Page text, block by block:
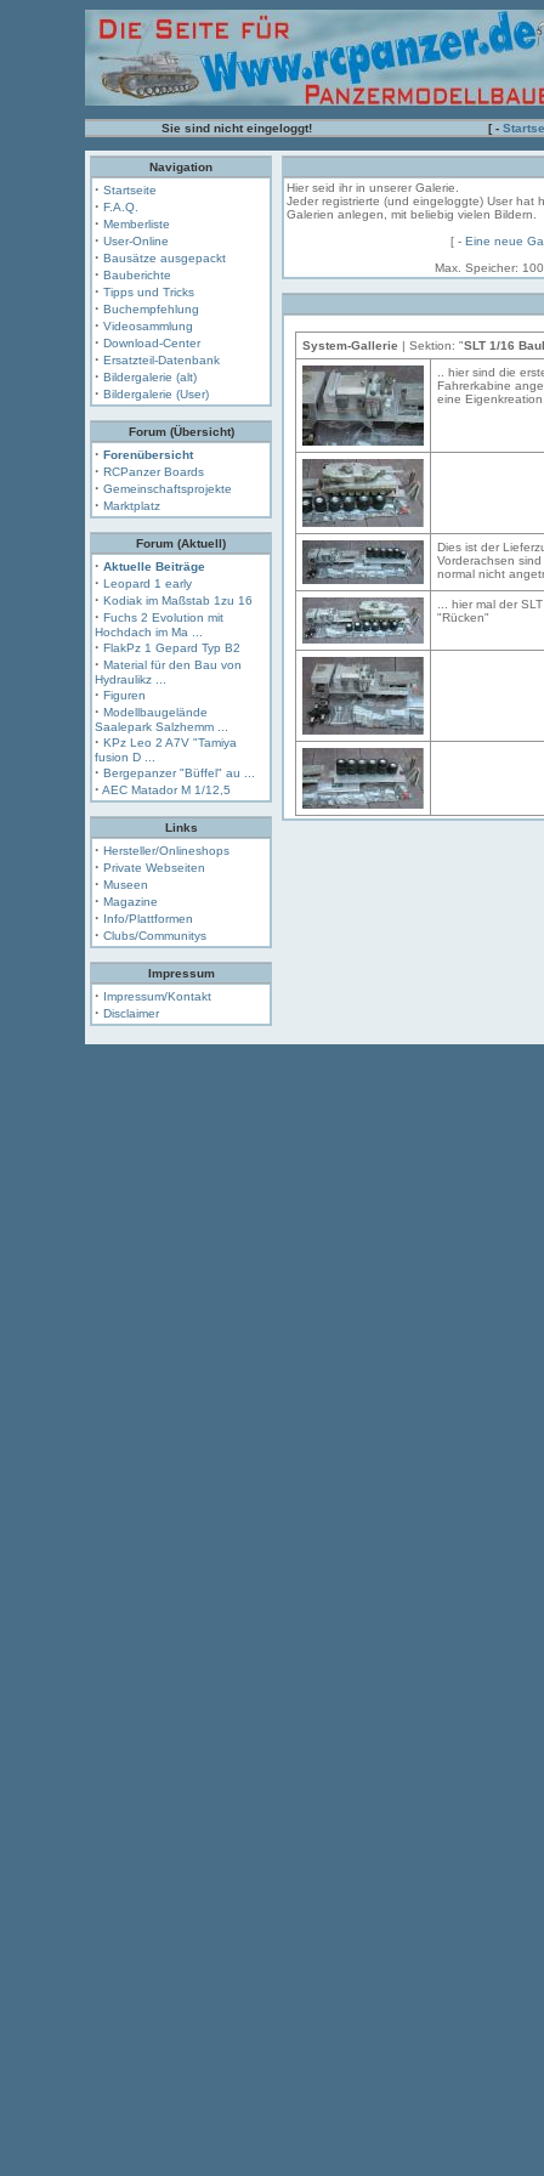
Sie sind nicht eingeloggt! [ -
Navigation
· Startseite
· F.A.Q.
· Memberliste
· User-Online
· Bausätze ausgepackt
· Bauberichte
· Tipps und Tricks
· Buchempfehlung
· Videosammlung
· Download-Center
· Ersatzteil-Datenbank
· Bildergalerie (alt)
· Bildergalerie (User)
Forum (Übersicht)
· Forenübersicht
· RCPanzer Boards
· Gemeinschaftsprojekte
· Marktplatz
Forum (Aktuell)
· Aktuelle Beiträge
· Leopard 1 early
· Kodiak im Maßstab 1zu 16
· Fuchs 2 Evolution mit
Hochdach im Ma ...
· FlakPz 1 Gepard Typ B2
· Material für den Bau von
Hydraulikz ...
· Figuren
· Modellbaugelände
Saalepark Salzhemm ...
· KPz Leo 2 A7V "Tamiya
fusion D ...
· Bergepanzer "Büffel" au ...
· AEC Matador M 1/12,5
Links
· Hersteller/Onlineshops
· Private Webseiten
· Museen
· Magazine
· Info/Plattformen
· Clubs/Communitys
Impressum
· Impressum/Kontakt
· Disclaimer
Hier seid ihr in unserer Galerie.
Jeder registrierte (und eingeloggte) User hat
Galerien anlegen, mit beliebig vielen Bildern.
[ - Eine neue
Max. Speicher:
System-Gallerie | Sektion: "SLT 1/16
.. hier sind die
Fahrerkabine
eine
Dies ist der
Vorderachsen
normal nicht
... hier mal der
"Rücken"